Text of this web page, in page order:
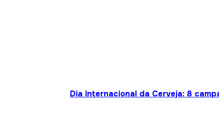
Dia Internacional da Cerveja: 8